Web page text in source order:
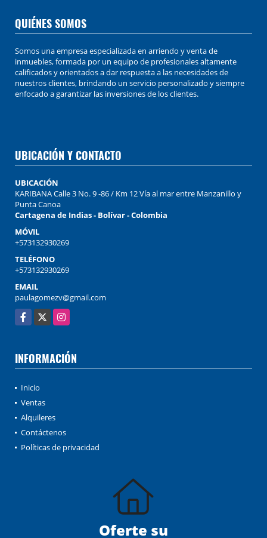
QUIÉNES SOMOS
Somos una empresa especializada en arriendo y venta de
inmuebles, formada por un equipo de profesionales altamente
calificados y orientados a dar respuesta a las necesidades de
nuestros clientes, brindando un servicio personalizado y siempre
enfocado a garantizar las inversiones de los clientes.
UBICACIÓN Y CONTACTO
UBICACIÓN
KARIBANA Calle 3 No. 9 -86 / Km 12 Vía al mar entre Manzanillo y
Punta Canoa
Cartagena de Indias - Bolívar - Colombia
MÓVIL
+573132930269
TELÉFONO
+573132930269
EMAIL
paulagomezv@gmail.com
Facebook
X Instagram
INFORMACIÓN
Inicio
Ventas
Alquileres
Contáctenos
Políticas de privacidad
Oferte su